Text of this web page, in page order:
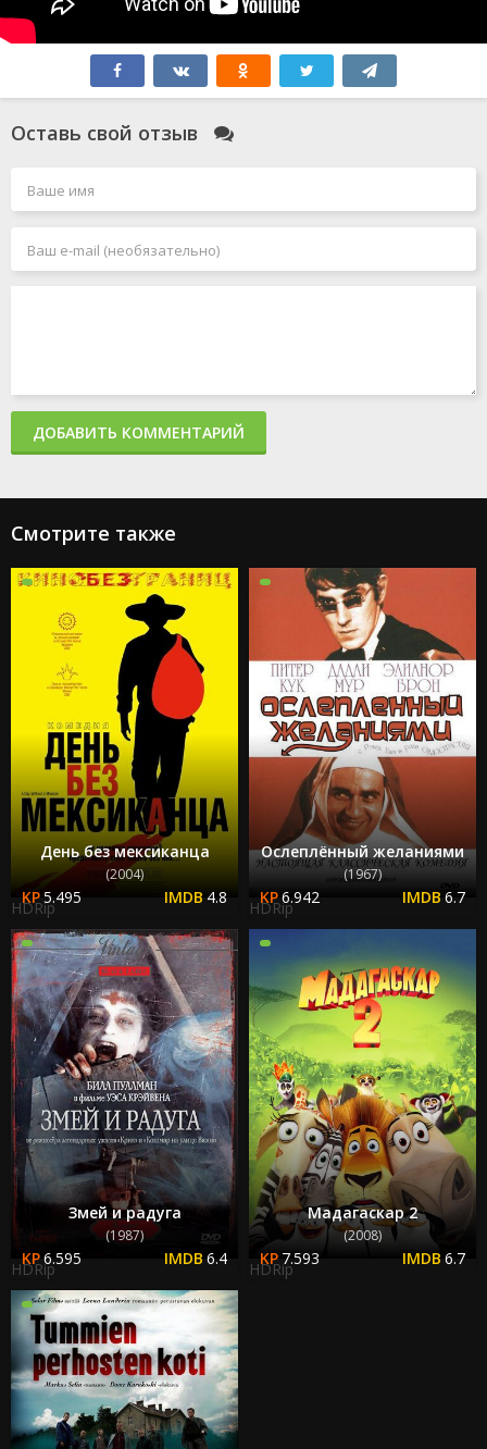
Оставь свой отзыв
ДОБАВИТЬ КОММЕНТАРИЙ
Смотрите также
День без мексиканца
(2004)
5.495 4.8
HDRip
Ослеплённый желаниями
(1967)
6.942 6.7
HDRip
Змей и радуга
(1987)
6.595 6.4
HDRip
Мадагаскар 2
(2008)
7.593 6.7
HDRip